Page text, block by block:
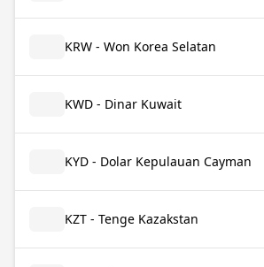
KRW - Won Korea Selatan
KWD - Dinar Kuwait
KYD - Dolar Kepulauan Cayman
KZT - Tenge Kazakstan